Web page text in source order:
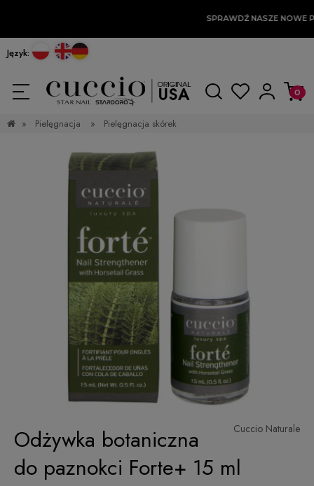
SPRAWDŹ NASZE NOWE
Język:
» Pielęgnacja » Pielęgnacja skórek
Cuccio Naturale
Odżywka botaniczna
do paznokci Forte+ 15 ml